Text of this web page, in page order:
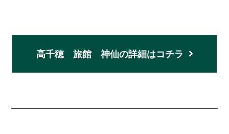
高千穂 旅館 神仙の詳細はコチラ